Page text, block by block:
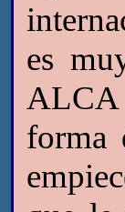
es
ALCA
forma